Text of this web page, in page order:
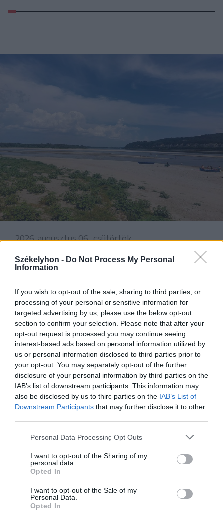
Székelyhon - Do Not Process My Personal
Information
If you wish to opt-out of the sale, sharing to third parties, or
processing of your personal or sensitive information for
targeted advertising by us, please use the below opt-out
section to confirm your selection. Please note that after your
opt-out request is processed you may continue seeing
interest-based ads based on personal information utilized by
us or personal information disclosed to third parties prior to
your opt-out. You may separately opt-out of the further
disclosure of your personal information by third parties on the
IAB’s list of downstream participants. This information may
also be disclosed by us to third parties on the IAB’s List of
Downstream Participants that may further disclose it to other
Personal Data Processing Opt Outs
I want to opt-out of the Sharing of my
personal data.
Opted In
I want to opt-out of the Sale of my
Personal Data.
Opted In
2026. augusztus 06., csütörtök
Bolojan szerint négy éve a
közlekedési minisztériumnál van
vízhozamának növelését segítené
elő